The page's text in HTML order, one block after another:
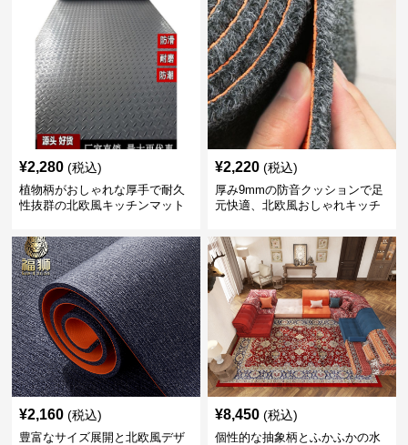
¥2,280 (税込)
植物柄がおしゃれな厚手で耐久
性抜群の北欧風キッチンマット
¥2,220 (税込)
厚み9mmの防音クッションで足
元快適、北欧風おしゃれキッチ
¥2,160 (税込)
豊富なサイズ展開と北欧風デザ
¥8,450 (税込)
個性的な抽象柄とふかふかの水